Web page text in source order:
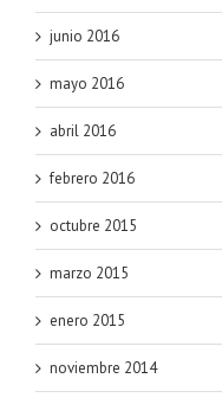
junio 2016
mayo 2016
abril 2016
febrero 2016
octubre 2015
marzo 2015
enero 2015
noviembre 2014